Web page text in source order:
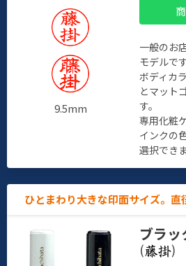
9.5mm
一般のお
モデルです
ボディカ
とマット
す。
専用化粧
インクの
選択できま
ひとまわり大きな印面サイズ。直
ブラ
(
)